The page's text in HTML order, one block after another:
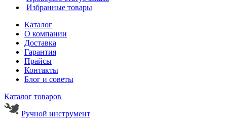
Избранные товары
Каталог
О компании
Доставка
Гарантия
Прайсы
Контакты
Блог и советы
Каталог товаров
Ручной инструмент